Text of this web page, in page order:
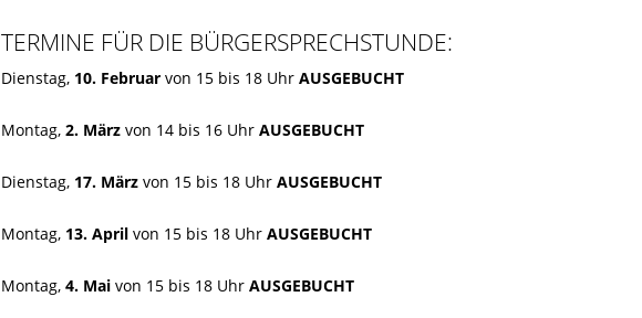
TERMINE FÜR DIE BÜRGERSPRECHSTUNDE:
Dienstag, 10. Februarvon 15 bis 18 Uhr AUSGEBUCHT
Montag, 2. Märzvon 14 bis 16 Uhr AUSGEBUCHT
Dienstag,17. März von 15 bis 18 Uhr AUSGEBUCHT
Montag, 13. Aprilvon 15 bis 18 Uhr AUSGEBUCHT
Montag, 4. Mai von 15 bis 18 Uhr AUSGEBUCHT